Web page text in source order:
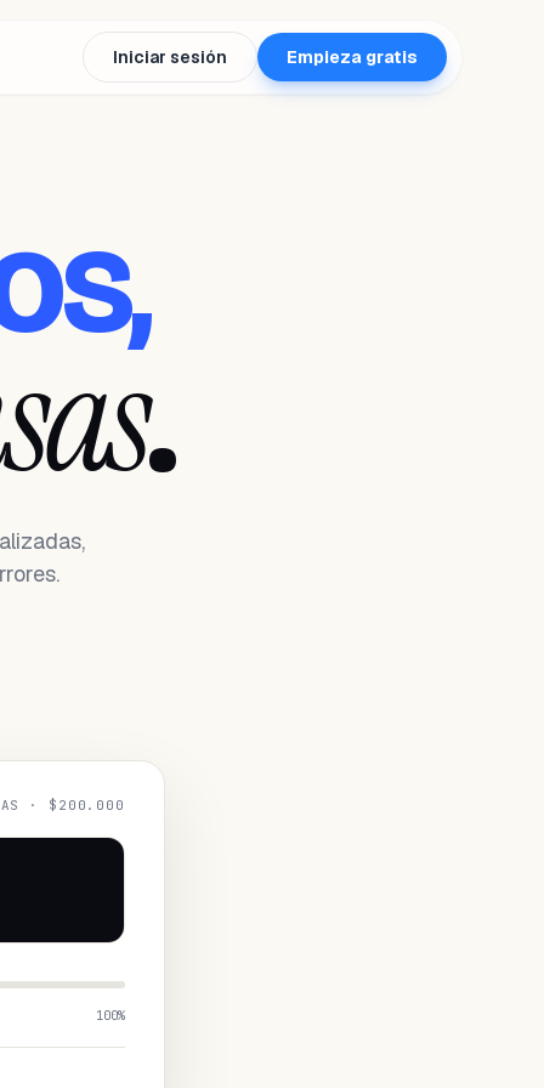
Iniciar sesión Empieza gratis
.
· $200.000
100%